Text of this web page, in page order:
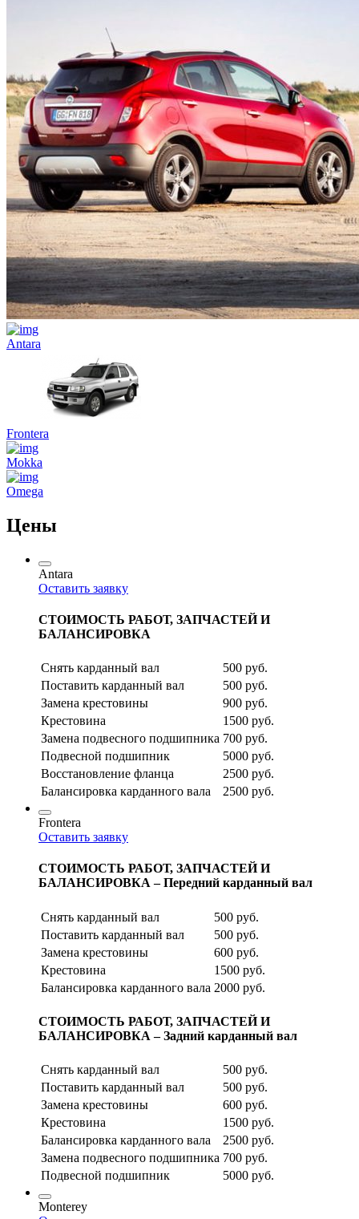
Antara
Frontera
Mokka
Omega
Цены
Antara
Оставить заявку
СТОИМОСТЬ РАБОТ, ЗАПЧАСТЕЙ И
БАЛАНСИРОВКА
Снять карданный вал
500 руб.
Поставить карданный вал
500 руб.
Замена крестовины
900 руб.
Крестовина
1500 руб.
Замена подвесного подшипника 700 руб.
Подвесной подшипник
5000 руб.
Восстановление фланца
2500 руб.
Балансировка карданного вала
2500 руб.
Frontera
Оставить заявку
СТОИМОСТЬ РАБОТ, ЗАПЧАСТЕЙ И
БАЛАНСИРОВКА – Передний карданный вал
Снять карданный вал
500 руб.
Поставить карданный вал
500 руб.
Замена крестовины
600 руб.
Крестовина
1500 руб.
Балансировка карданного вала 2000 руб.
СТОИМОСТЬ РАБОТ, ЗАПЧАСТЕЙ И
БАЛАНСИРОВКА – Задний карданный вал
Снять карданный вал
500 руб.
Поставить карданный вал
500 руб.
Замена крестовины
600 руб.
Крестовина
1500 руб.
Балансировка карданного вала
2500 руб.
Замена подвесного подшипника 700 руб.
Подвесной подшипник
5000 руб.
Monterey